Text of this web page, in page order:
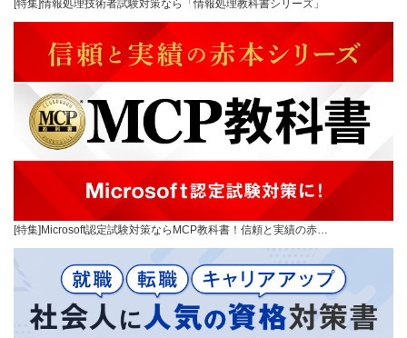
[特集]情報処理技術者試験対策なら「情報処理教科書シリーズ」
[特集]Microsoft認定試験対策ならMCP教科書！信頼と実績の赤…